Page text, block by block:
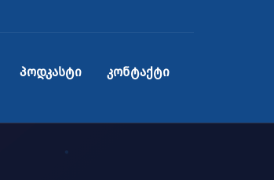
პოდკასტი კონტაქტი